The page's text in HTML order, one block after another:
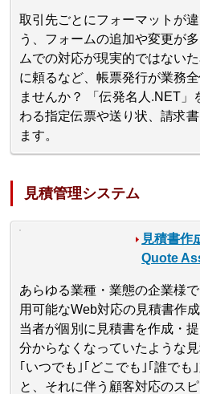
取引先ごとにフォーマットが
う、フォームの追加や変更が
ムでの対応が現実的ではない
に頼るなど、帳票発行が業務
ませんか？ 「伝発名人.NET」
わる指定伝票や送り状、請求
ます。
見積管理システム
見積書作
Quote
あらゆる業種・業態の企業様
用可能なWeb対応の見積書作
当者が個別に見積書を作成・
分からなくなっていたような
｢いつでも｣｢どこでも｣｢誰でも
と、それに伴う顧客対応のス